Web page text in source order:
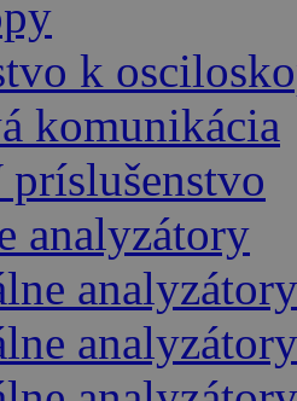
k
komunikácia
analyzátory